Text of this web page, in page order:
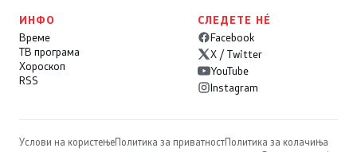
ИНФО
Време
ТВ програма
Хороскоп
RSS
СЛЕДЕТЕ НÉ
Facebook
X / Twitter
YouTube
Instagram
Услови на користењеПолитика за приватностПолитика за колачиња